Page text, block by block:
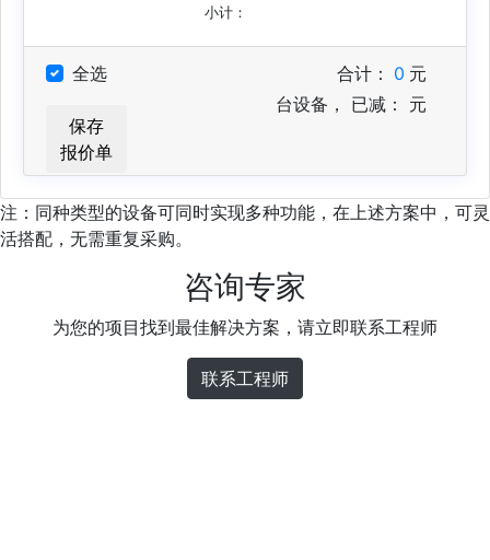
小计：
全选 合计： 0 元
台设备，
已减：
元
保存
报价单
注：同种类型的设备可同时实现多种功能，在上述方案中，可灵
活搭配，无需重复采购。
咨询专家
为您的项目找到最佳解决方案，请立即联系工程师
联系工程师